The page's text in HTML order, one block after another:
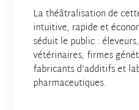
La théâtralisation de
intuitive, rapide et
séduit le public : éleveurs,
vétérinaires, firmes
fabricants d’additifs et
pharmaceutiques.